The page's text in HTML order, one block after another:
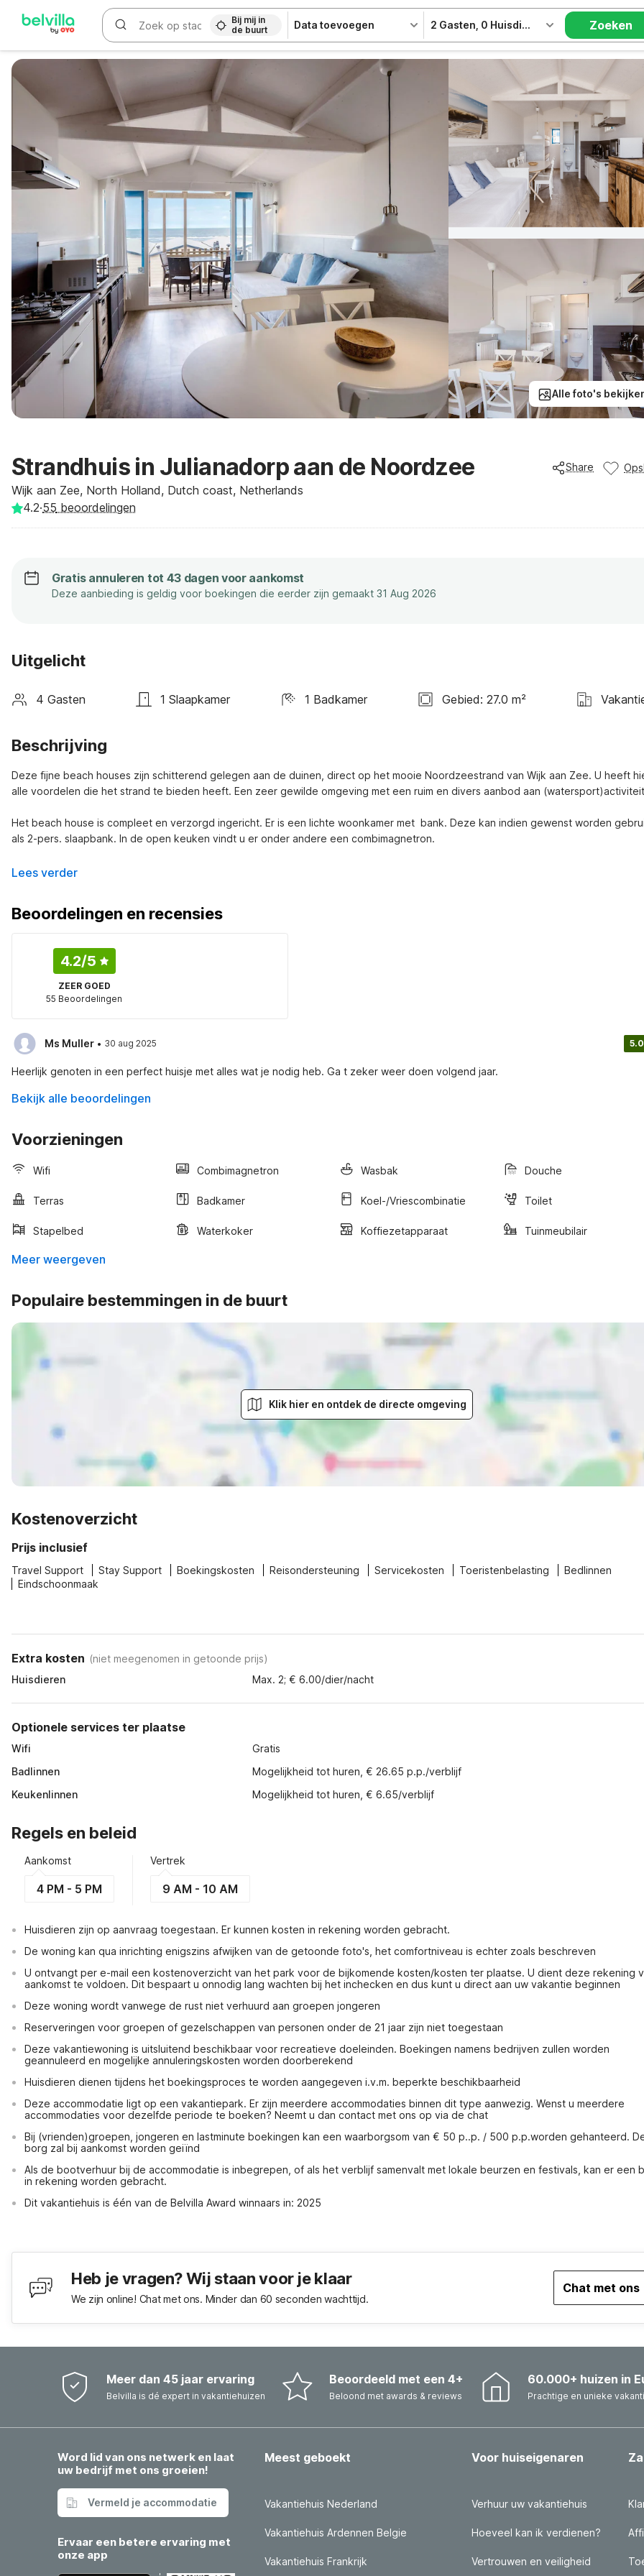
WIZARD MEMBER
Bij mij in
de buurt
Data toevoegen 2 Gasten 0 Huisdieren Zoeken
Alle foto's
Strandhuis in Julianadorp aan de Noordzee
Wijk aan Zee, North Holland, Dutch coast, Netherlands
Share
4.2·55 beoordelingen
Gratis annuleren tot 43 dagen voor aankomst
Deze aanbieding is geldig voor boekingen die eerder zijn gemaakt 31 Aug 2026
Uitgelicht
4 Gasten 1 Slaapkamer 1 Badkamer Gebied: 27.0 m²
Beschrijving
Deze fijne beach houses zijn schitterend gelegen aan de duinen, direct op het mooie Noordzeestrand van Wijk aan Zee. U heeft
alle voordelen die het strand te bieden heeft. Een zeer gewilde omgeving met een ruim en divers aanbod aan
Het beach house is compleet en verzorgd ingericht. Er is een lichte woonkamer met  bank. Deze kan indien gewenst worden
als 2-pers. slaapbank. In de open keuken vindt u er onder andere een combimagnetron.
Lees verder
Beoordelingen en recensies
4.2/5
ZEER GOED
55 Beoordelingen
Ms Muller · 30 aug 2025 5.0
Heerlijk genoten in een perfect huisje met alles wat je nodig heb. Ga t zeker weer doen volgend jaar.
Bekijk alle beoordelingen
Voorzieningen
Wifi Combimagnetron Wasbak Douche
Terras Badkamer Koel-/vriescombinatie Toilet
Stapelbed Waterkoker Koffiezetapparaat Tuinmeubilair
Meer weergeven
Populaire bestemmingen in de buurt
Klik hier en ontdek de directe omgeving
Kostenoverzicht
Prijs inclusief
Travel Support Stay Support Boekingskosten Reisondersteuning Servicekosten Toeristenbelasting
Bedlinnen
Eindschoonmaak
Extra kosten (niet meegenomen in getoonde prijs)
Huisdieren
Max. 2; € 6.00/dier/nacht
Optionele services ter plaatse
Wifi
Gratis
Badlinnen
Mogelijkheid tot huren, € 26.65 p.p./verblijf
Keukenlinnen
Mogelijkheid tot huren, € 6.65/verblijf
Regels en beleid
Aankomst
4 PM - 5 PM
Vertrek
9 AM - 10 AM
Huisdieren zijn op aanvraag toegestaan. Er kunnen kosten in rekening worden gebracht.
De woning kan qua inrichting enigszins afwijken van de getoonde foto's, het comfortniveau is echter zoals beschreven
U ontvangt per e-mail een kostenoverzicht van het park voor de bijkomende kosten/kosten ter plaatse. U dient deze rekening
aankomst te voldoen. Dit bespaart u onnodig lang wachten bij het inchecken en dus kunt u direct aan uw vakantie beginnen
Deze woning wordt vanwege de rust niet verhuurd aan groepen jongeren
Reserveringen voor groepen of gezelschappen van personen onder de 21 jaar zijn niet toegestaan
Deze vakantiewoning is uitsluitend beschikbaar voor recreatieve doeleinden. Boekingen namens bedrijven zullen worden
geannuleerd en mogelijke annuleringskosten worden doorberekend
Huisdieren dienen tijdens het boekingsproces te worden aangegeven i.v.m. beperkte beschikbaarheid
Deze accommodatie ligt op een vakantiepark. Er zijn meerdere accommodaties binnen dit type aanwezig. Wenst u meerdere
accommodaties voor dezelfde periode te boeken? Neemt u dan contact met ons op via de chat
Bij (vrienden)groepen, jongeren en lastminute boekingen kan een waarborgsom van € 50 p..p. / 500 p.p.worden gehanteerd.
borg zal bij aankomst worden geiïnd
Als de bootverhuur bij de accommodatie is inbegrepen, of als het verblijf samenvalt met lokale beurzen en festivals, kan er een
in rekening worden gebracht.
Dit vakantiehuis is één van de Belvilla Award winnaars in: 2025
Heb je vragen? Wij staan voor je klaar
We zijn online! Chat met ons. Minder dan 60 seconden wachttijd.
Chat met ons
Meer dan 45 jaar ervaring
Belvilla is dé expert in vakantiehuizen
Beoordeeld met een 4+
Beloond met awards & reviews
60.000+ huizen in
Prachtige en unieke
Word lid van ons netwerk en laat
uw bedrijf met ons groeien!
Vermeld je accommodatie
Ervaar een betere ervaring met
onze app
Meest geboekt
Vakantiehuis Nederland
Vakantiehuis Ardennen Belgie
Vakantiehuis Frankrijk
Voor huiseigenaren
Verhuur uw vakantiehuis
Hoeveel kan ik verdienen?
Vertrouwen en veiligheid